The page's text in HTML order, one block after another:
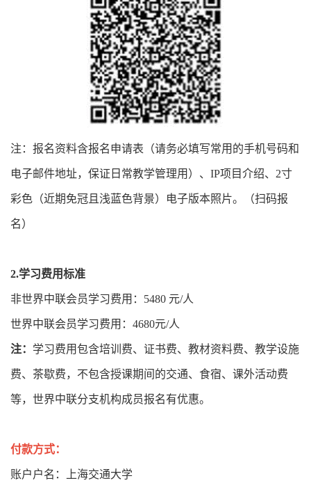
注：报名资料含报名申请表（请务必填写常用的手机号码和
电子邮件地址，保证日常教学管理用）、IP项目介绍、2寸
彩色（近期免冠且浅蓝色背景）电子版本照片。（扫码报
名）
2.学习费用标准
非世界中联会员学习费用：5480 元/人
世界中联会员学习费用：4680元/人
注： 学习费用包含培训费、证书费、教材资料费、教学设施
费、茶歇费，不包含授课期间的交通、食宿、课外活动费
等，世界中联分支机构成员报名有优惠。
付款方式：
账户户名：上海交通大学